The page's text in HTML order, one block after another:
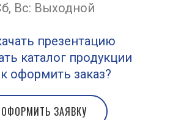
Вс: Выходной
презентацию
каталог продукции
оформить заказ?
ОФОРМИТЬ ЗАЯВКУ